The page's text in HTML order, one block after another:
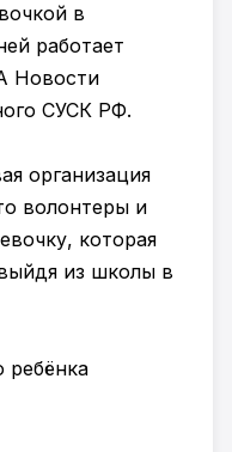
в
работает
Новости
СУСК РФ.
организация
волонтеры и
которая
из школы в